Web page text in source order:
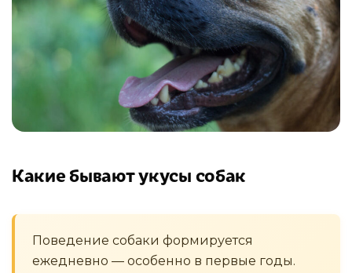
Какие бывают укусы собак
Поведение собаки формируется
ежедневно — особенно в первые годы.